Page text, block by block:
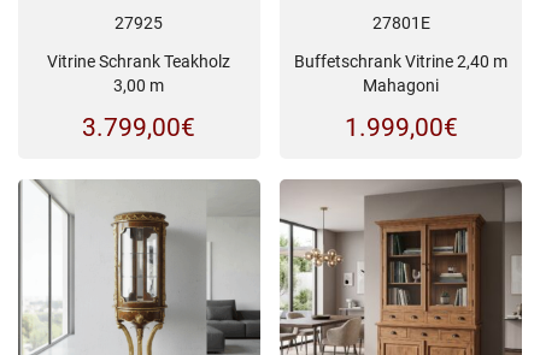
27925
Vitrine Schrank Teakholz
3,00 m
3.799,00€
27801E
Buffetschrank Vitrine 2,40 m
Mahagoni
1.999,00€